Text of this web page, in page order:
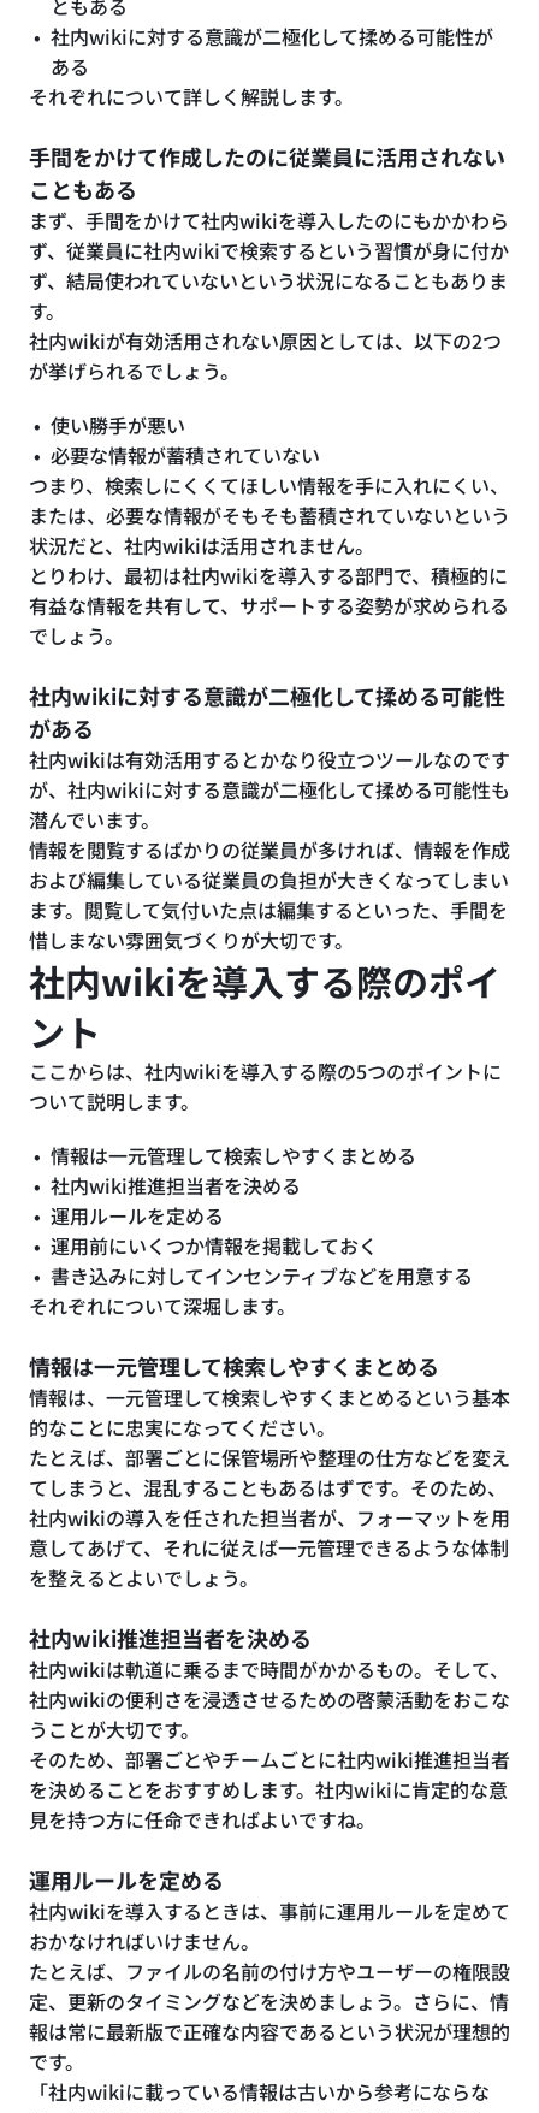
ともある
社内wikiに対する意識が二極化して揉める可能性が
ある
それぞれについて詳しく解説します。
手間をかけて作成したのに従業員に活用されない
こともある
まず、手間をかけて社内wikiを導入したのにもかかわら
ず、従業員に社内wikiで検索するという習慣が身に付か
ず、結局使われていないという状況になることもありま
す。
社内wikiが有効活用されない原因としては、以下の2つ
が挙げられるでしょう。
使い勝手が悪い
必要な情報が蓄積されていない
つまり、検索しにくくてほしい情報を手に入れにくい、
または、必要な情報がそもそも蓄積されていないという
状況だと、社内wikiは活用されません。
とりわけ、最初は社内wikiを導入する部門で、積極的に
有益な情報を共有して、サポートする姿勢が求められる
でしょう。
社内wikiに対する意識が二極化して揉める可能性
がある
社内wikiは有効活用するとかなり役立つツールなのです
が、社内wikiに対する意識が二極化して揉める可能性も
潜んでいます。
情報を閲覧するばかりの従業員が多ければ、情報を作成
および編集している従業員の負担が大きくなってしまい
ます。閲覧して気付いた点は編集するといった、手間を
惜しまない雰囲気づくりが大切です。
社内wikiを導入する際のポイ
ント
ここからは、社内wikiを導入する際の5つのポイントに
ついて説明します。
情報は一元管理して検索しやすくまとめる
社内wiki推進担当者を決める
運用ルールを定める
運用前にいくつか情報を掲載しておく
書き込みに対してインセンティブなどを用意する
それぞれについて深堀します。
情報は一元管理して検索しやすくまとめる
情報は、一元管理して検索しやすくまとめるという基本
的なことに忠実になってください。
たとえば、部署ごとに保管場所や整理の仕方などを変え
てしまうと、混乱することもあるはずです。そのため、
社内wikiの導入を任された担当者が、フォーマットを用
意してあげて、それに従えば一元管理できるような体制
を整えるとよいでしょう。
社内wiki推進担当者を決める
社内wikiは軌道に乗るまで時間がかかるもの。そして、
社内wikiの便利さを浸透させるための啓蒙活動をおこな
うことが大切です。
そのため、部署ごとやチームごとに社内wiki推進担当者
を決めることをおすすめします。社内wikiに肯定的な意
見を持つ方に任命できればよいですね。
運用ルールを定める
社内wikiを導入するときは、事前に運用ルールを定めて
おかなければいけません。
たとえば、ファイルの名前の付け方やユーザーの権限設
定、更新のタイミングなどを決めましょう。さらに、情
報は常に最新版で正確な内容であるという状況が理想的
です。
「社内wikiに載っている情報は古いから参考にならな